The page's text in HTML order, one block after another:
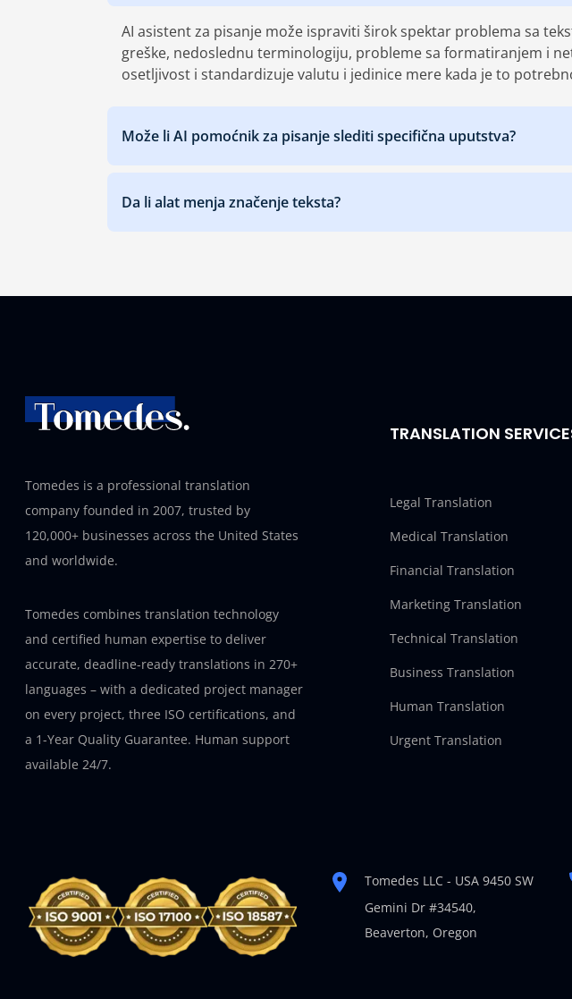
AI asistent za pisanje može ispraviti širok spektar problema sa
greške, nedoslednu terminologiju, probleme sa formatiranjem i
osetljivost i standardizuje valutu i jedinice mere kada je to
Može li AI pomoćnik za pisanje slediti specifična uputstva?
Da li alat menja značenje teksta?
Tomedes is a professional translation
company founded in 2007, trusted by
120,000+ businesses across the United States
and worldwide.
Tomedes combines translation technology
and certified human expertise to deliver
accurate, deadline-ready translations in 270+
languages – with a dedicated project manager
on every project, three ISO certifications, and
a 1-Year Quality Guarantee. Human support
available 24/7.
TRANSLATION
Legal Translation
Medical Translation
Financial Translation
Marketing Translation
Technical Translation
Business Translation
Human Translation
Urgent Translation
Tomedes LLC - USA 9450 SW
Gemini Dr #34540,
Beaverton, Oregon